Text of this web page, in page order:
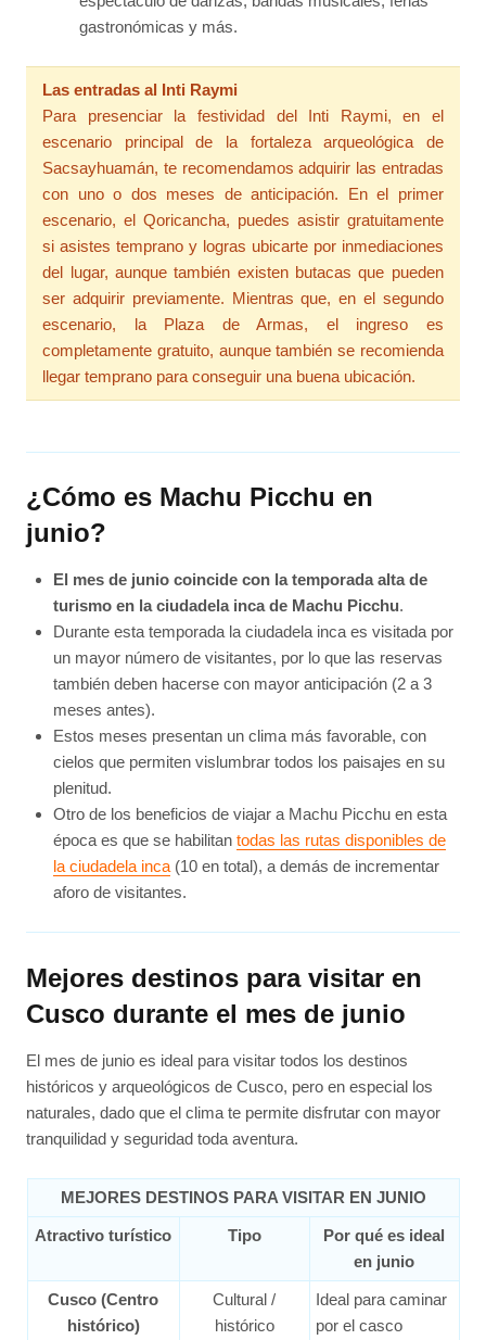
gastronómicas y más.
Las entradas al Inti Raymi
Para presenciar la festividad del Inti Raymi, en el
escenario principal de la fortaleza arqueológica de
Sacsayhuamán, te recomendamos adquirir las entradas
con uno o dos meses de anticipación. En el primer
escenario, el Qoricancha, puedes asistir gratuitamente
si asistes temprano y logras ubicarte por inmediaciones
del lugar, aunque también existen butacas que pueden
ser adquirir previamente. Mientras que, en el segundo
escenario, la Plaza de Armas, el ingreso es
completamente gratuito, aunque también se recomienda
llegar temprano para conseguir una buena ubicación.
¿Cómo es Machu Picchu en
junio?
El mes de junio coincide con la temporada alta de
turismo en la ciudadela inca de Machu Picchu.
Durante esta temporada la ciudadela inca es visitada por
un mayor número de visitantes, por lo que las reservas
también deben hacerse con mayor anticipación (2 a 3
meses antes).
Estos meses presentan un clima más favorable, con
cielos que permiten vislumbrar todos los paisajes en su
plenitud.
Otro de los beneficios de viajar a Machu Picchu en esta
época es que se habilitan todas las rutas disponibles de
la ciudadela inca(10 en total), a demás de incrementar
aforo de visitantes.
Mejores destinos para visitar en
Cusco durante el mes de junio
El mes de junio es ideal para visitar todos los destinos
históricos y arqueológicos de Cusco, pero en especial los
naturales, dado que el clima te permite disfrutar con mayor
tranquilidad y seguridad toda aventura.
MEJORES DESTINOS PARA VISITAR EN JUNIO
Atractivo turístico Tipo
Por qué es ideal
en junio
Cusco (Centro
histórico)
Cultural /
histórico
Ideal para caminar
por el casco